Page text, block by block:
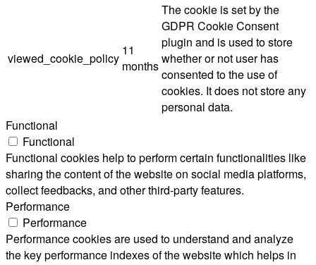
viewed_cookie_policy
11
months
The cookie is set by the
GDPR Cookie Consent
plugin and is used to store
whether or not user has
consented to the use of
cookies. It does not store any
personal data.
Functional
Functional
Functional cookies help to perform certain functionalities like
sharing the content of the website on social media platforms,
collect feedbacks, and other third-party features.
Performance
Performance
Performance cookies are used to understand and analyze
the key performance indexes of the website which helps in